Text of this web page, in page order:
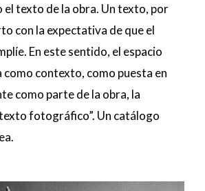
texto de la obra. Un texto, por
con la expectativa de que el
En este sentido, el espacio
contexto, como puesta en
como parte de la obra, la
fotográfico”. Un catálogo